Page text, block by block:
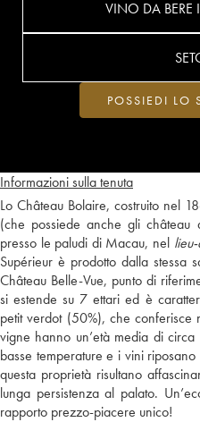
Informazioni sulla tenuta
Lo Château Bolaire, costruito nel
(che possiede anche gli
presso le paludi di Macau, nel
Supérieur è prodotto dalla stessa
Château Belle-Vue, punto di
si estende su 7 ettari ed è
petit verdot (50%), che conferisce
vigne hanno un’età media di
basse temperature e i vini
questa proprietà risultano
lunga persistenza al palato.
rapporto prezzo-piacere unico!
VINO DA
POSSIEDI LO